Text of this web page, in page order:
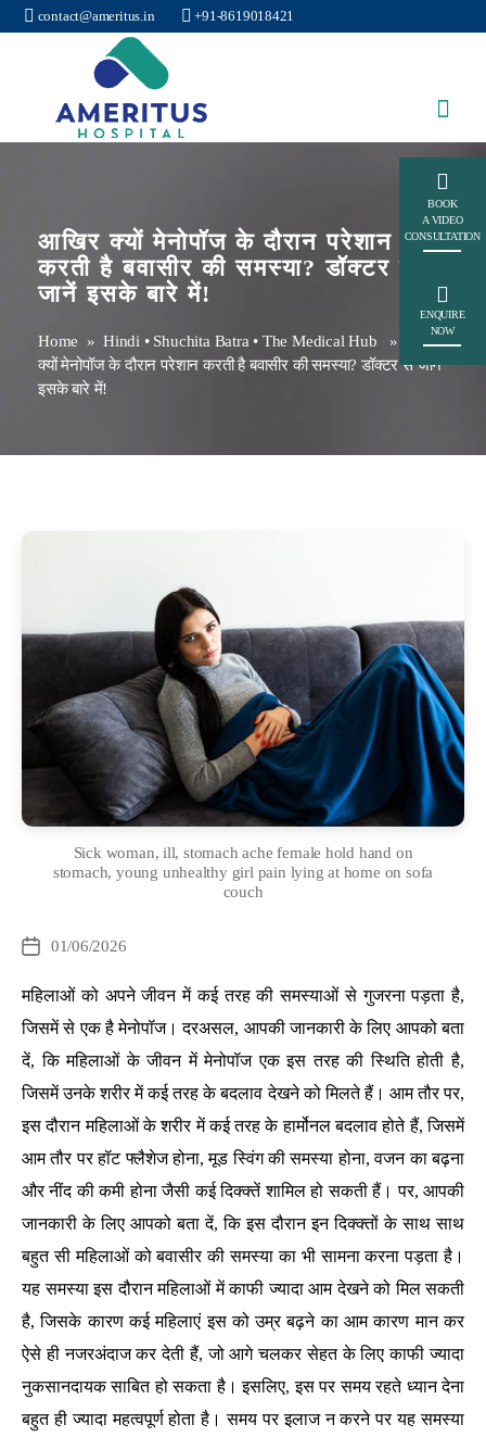
contact@ameritus.in +91-8619018421
आखिर क्यों मेनोपॉज के दौरान परेशान
करती है बवासीर की समस्या? डॉक्टर से
जानें इसके बारे में!
Home »Hindi • Shuchita Batra • The Medical Hub » आखिर
क्यों मेनोपॉज के दौरान परेशान करती है बवासीर की समस्या? डॉक्टर से जानें
इसके बारे में!
Sick woman, ill, stomach ache female hold hand on
stomach, young unhealthy girl pain lying at home on sofa
couch
Post01/06/2026
महिलाओं को अपने जीवन में कई तरह की समस्याओं से गुजरना पड़ता है,
जिसमें से एक है मेनोपॉज। दरअसल, आपकी जानकारी के लिए आपको बता
दें, कि महिलाओं के जीवन में मेनोपॉज एक इस तरह की स्थिति होती है,
जिसमें उनके शरीर में कई तरह के बदलाव देखने को मिलते हैं। आम तौर पर,
इस दौरान महिलाओं के शरीर में कई तरह के हार्मोनल बदलाव होते हैं, जिसमें
आम तौर पर हॉट फ्लैशेज होना, मूड स्विंग की समस्या होना, वजन का बढ़ना
और नींद की कमी होना जैसी कई दिक्क्तें शामिल हो सकती हैं। पर, आपकी
जानकारी के लिए आपको बता दें, कि इस दौरान इन दिक्क्तों के साथ साथ
बहुत सी महिलाओं को बवासीर की समस्या का भी सामना करना पड़ता है।
यह समस्या इस दौरान महिलाओं में काफी ज्यादा आम देखने को मिल सकती
है, जिसके कारण कई महिलाएं इस को उम्र बढ़ने का आम कारण मान कर
ऐसे ही नजरअंदाज कर देती हैं, जो आगे चलकर सेहत के लिए काफी ज्यादा
नुकसानदायक साबित हो सकता है। इसलिए, इस पर समय रहते ध्यान देना
बहुत ही ज्यादा महत्वपूर्ण होता है। समय पर इलाज न करने पर यह समस्या
BOOK
A VIDEO
CONSULTATION
ENQUIRE
NOW